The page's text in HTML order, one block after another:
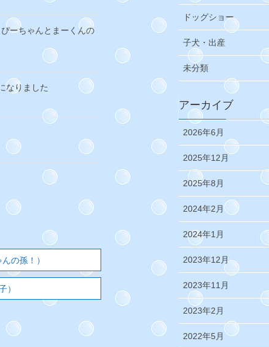
ーちゃんとまーくんの
なりました
の孫！）
）
ドッグショー
子犬・出産
未分類
アーカイブ
2026年6月
2025年12月
2025年8月
2024年2月
2024年1月
2023年12月
2023年11月
2023年2月
2022年5月